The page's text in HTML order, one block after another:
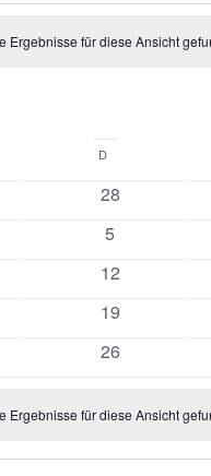
Ergebnisse für diese Ansicht
D
0
28
0
5
0
12
0
19
0
26
Ergebnisse für diese Ansicht